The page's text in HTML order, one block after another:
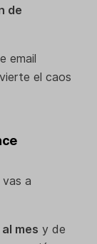
de
email
el caos
a
mes y de